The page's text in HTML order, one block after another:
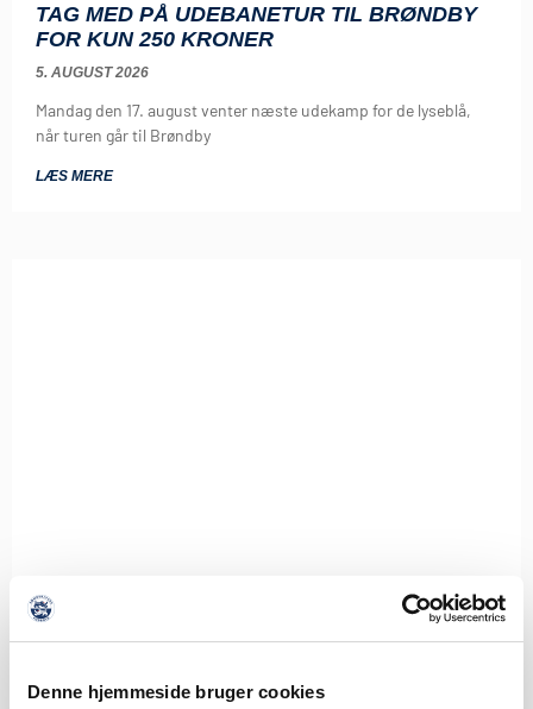
Denne hjemmeside bruger cookies
TAG MED PÅ UDEBANETUR TIL BRØNDBY
FOR KUN 250 KRONER
5. AUGUST 2026
Mandag den 17. august venter næste udekamp for de lyseblå,
når turen går til Brøndby
LÆS MERE